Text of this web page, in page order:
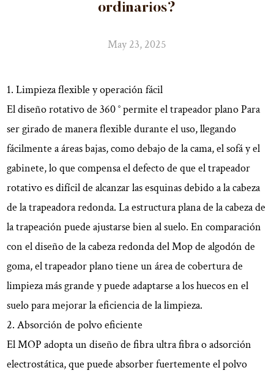
ordinarios?
May 23, 2025
1. Limpieza flexible y operación fácil
El diseño rotativo de 360 ​​° permite eltrapeador planoPara
ser girado de manera flexible durante el uso, llegando
fácilmente a áreas bajas, como debajo de la cama, el sofá y el
gabinete, lo que compensa el defecto de que el trapeador
rotativo es difícil de alcanzar las esquinas debido a la cabeza
de la trapeadora redonda. La estructura plana de la cabeza de
la trapeación puede ajustarse bien al suelo. En comparación
con el diseño de la cabeza redonda del Mop de algodón de
goma, el trapeador plano tiene un área de cobertura de
limpieza más grande y puede adaptarse a los huecos en el
suelo para mejorar la eficiencia de la limpieza.
2. Absorción de polvo eficiente
El MOP adopta un diseño de fibra ultra fibra o adsorción
electrostática, que puede absorber fuertemente el polvo